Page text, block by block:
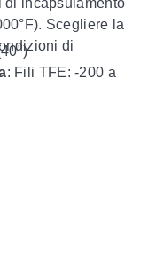
di incapsulamento
Scegliere la
di
: Fili TFE: -200 a
di grado